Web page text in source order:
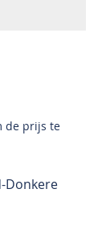
de prijs te
Donkere